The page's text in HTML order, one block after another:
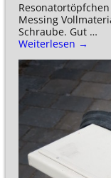
Messing
Schraube. Gut …
Weiterlesen →